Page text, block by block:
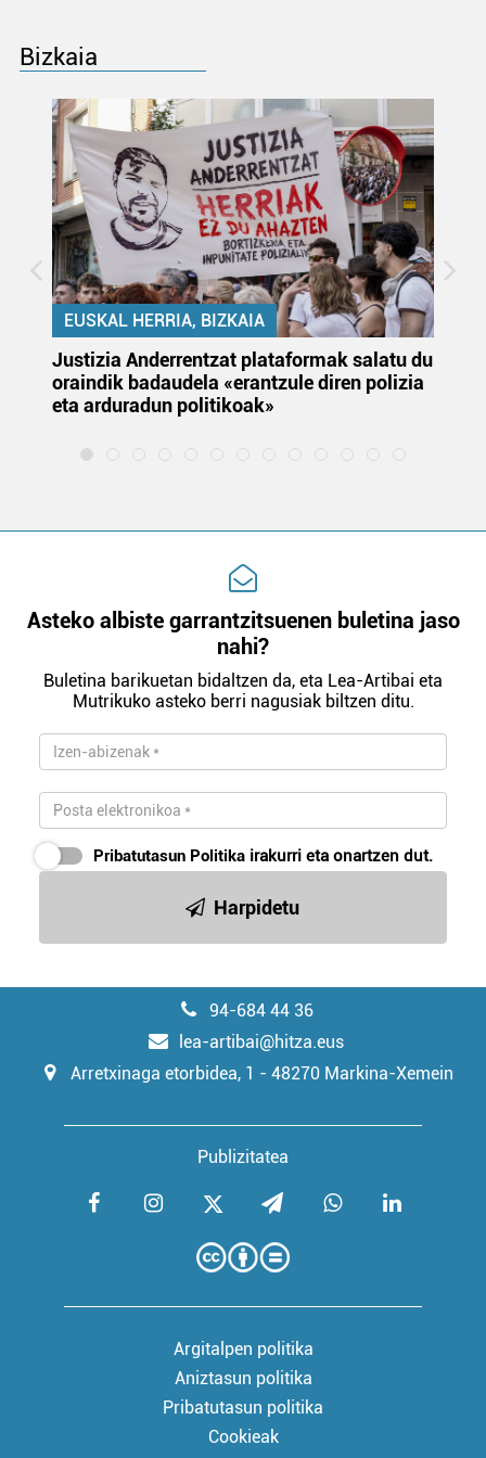
Bizkaia
EUSKAL HERRIA, BIZKAIA
Justizia Anderrentzat plataformak salatu du
oraindik badaudela «erantzule diren polizia
eta arduradun politikoak»
Asteko albiste garrantzitsuenen buletina jaso
nahi?
Buletina barikuetan bidaltzen da, eta Lea-Artibai eta
Mutrikuko asteko berri nagusiak biltzen ditu.
Pribatutasun Politika irakurri eta onartzen dut.
Harpidetu
94-684 44 36
lea-artibai@hitza.eus
Arretxinaga etorbidea, 1 - 48270 Markina-Xemein
Publizitatea
Argitalpen politika
Aniztasun politika
Pribatutasun politika
Cookieak